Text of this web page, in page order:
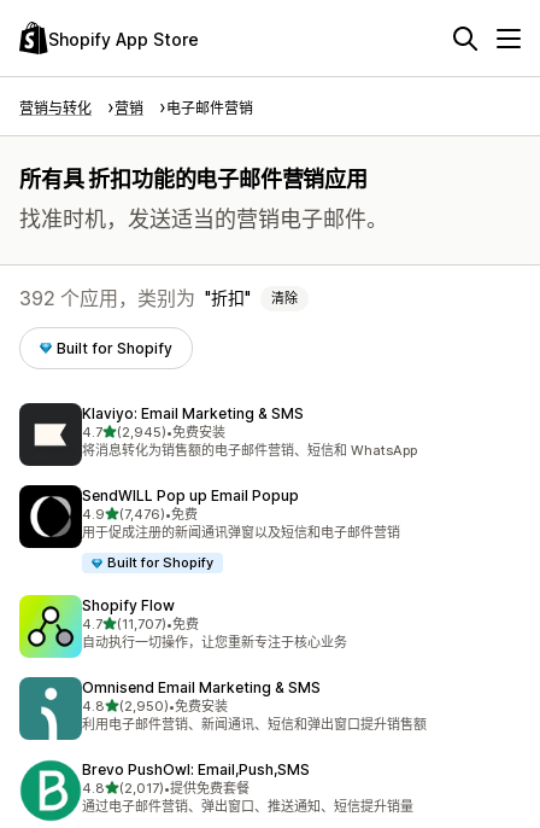
Shopify App Store
营销与转化 营销 电子邮件营销
所有具 折扣功能的电子邮件营销应用
找准时机，发送适当的营销电子邮件。
392 个应用，类别为 折扣 清除
Built for Shopify
Klaviyo: Email Marketing & SMS
4.7星（满分 5 星）
(2,945)
总共 2945 条评论
•免费安装
将消息转化为销售额的电子邮件营销、短信和 WhatsApp
SendWILL Pop up Email Popup
4.9星（满分 5 星）
(7,476)
总共 7476 条评论
•免费
用于促成注册的新闻通讯弹窗以及短信和电子邮件营销
Built for Shopify
Shopify Flow
4.7星（满分 5 星）
(11,707)
总共 11707 条评论
•免费
自动执行一切操作，让您重新专注于核心业务
Omnisend Email Marketing & SMS
4.8星（满分 5 星）
(2,950)
总共 2950 条评论
•免费安装
利用电子邮件营销、新闻通讯、短信和弹出窗口提升销售额
Brevo PushOwl: Email,Push,SMS
4.8星（满分 5 星）
(2,017)
总共 2017 条评论
•提供免费套餐
通过电子邮件营销、弹出窗口、推送通知、短信提升销量